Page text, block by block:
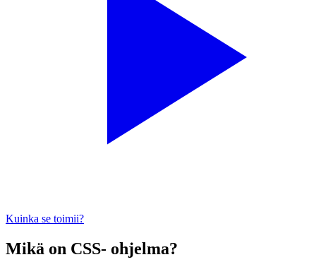
Kuinka se toimii?
Mikä on CSS- ohjelma?